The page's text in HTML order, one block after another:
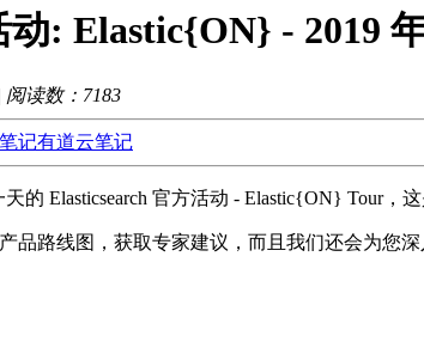
: Elastic{ON} - 2019
| 阅读数： 7183
记有道云笔记
的 Elasticsearch 官方活动 - Elastic{ON} Tour，
路线图，获取专家建议，而且我们还会为您深